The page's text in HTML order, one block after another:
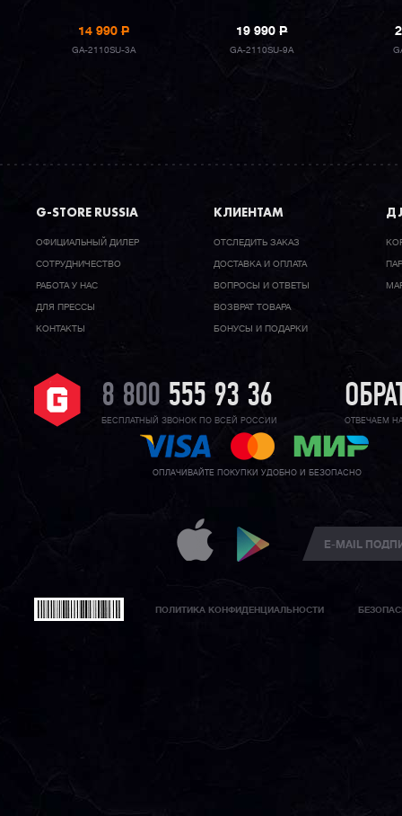
14 990P
GA-2110SU-3A
19 990P
GA-2110SU-9A
G-STORE RUSSIA
ОФИЦИАЛЬНЫЙ ДИЛЕР
CОТРУДНИЧЕСТВО
РАБОТА У НАС
ДЛЯ ПРЕССЫ
КОНТАКТЫ
КЛИЕНТАМ
ОТСЛЕДИТЬ ЗАКАЗ
ДОСТАВКА И ОПЛАТА
ВОПРОСЫ И ОТВЕТЫ
ВОЗВРАТ ТОВАРА
БОНУСЫ И ПОДАРКИ
8 800 555 93 36
БЕСПЛАТНЫЙ ЗВОНОК ПО ВСЕЙ РОССИИ ОТВЕЧАЕМ
ОПЛАЧИВАЙТЕ ПОКУПКИ УДОБНО И БЕЗОПАСНО
ПОЛИТИКА КОНФИДЕНЦИАЛЬНОСТИ